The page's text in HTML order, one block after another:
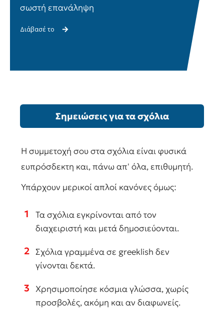
σωστή επανάληψη
Διάβασέ το
Σημειώσεις για τα σχόλια
Η συμμετοχή σου στα σχόλια είναι φυσικά
ευπρόσδεκτη και, πάνω απ' όλα, επιθυμητή.
Υπάρχουν μερικοί απλοί κανόνες όμως:
1
Τα σχόλια εγκρίνονται από τον
διαχειριστή και μετά δημοσιεύονται.
2 Σχόλια γραμμένα σε greeklish δεν
γίνονται δεκτά.
3 Χρησιμοποίησε κόσμια γλώσσα, χωρίς
προσβολές, ακόμη και αν διαφωνείς.